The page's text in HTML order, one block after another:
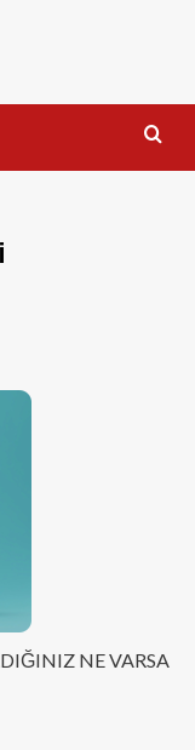
NE VARSA